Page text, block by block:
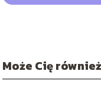
Może Cię